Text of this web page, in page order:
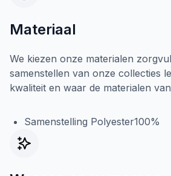
Materiaal
We kiezen onze materialen
samenstellen van onze collecties
kwaliteit en waar de materialen
Samenstelling Polyester100%